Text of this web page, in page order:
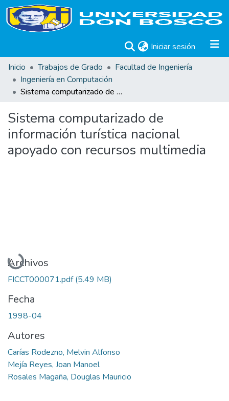
Iniciar sesión (current)
Inicio
Trabajos de Grado
Facultad de Ingeniería
Ingeniería en Computación
Sistema computarizado de información turística nacional apoyado con recursos multimedia
Sistema computarizado de
información turística nacional
apoyado con recursos multimedia
Cargando...
Archivos
FICCT000071.pdf(5.49 MB)
Fecha
1998-04
Autores
Carías Rodezno, Melvin Alfonso
Mejía Reyes, Joan Manoel
Rosales Magaña, Douglas Mauricio